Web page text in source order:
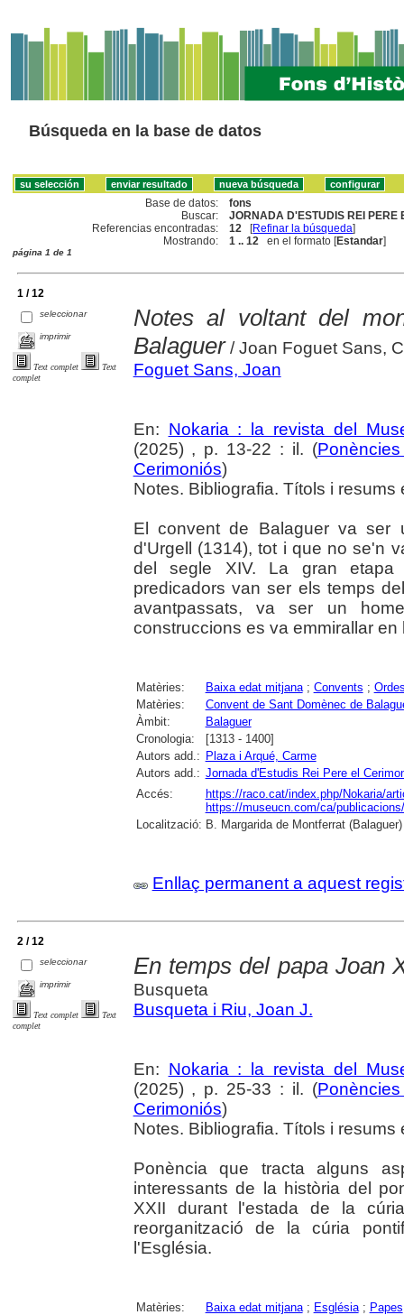
Búsqueda en la base de datos
Base de datos:
fons
Buscar:
JORNADA D'ESTUDIS REI PERE
Referencias encontradas:
12 [Refinar la búsqueda]
Mostrando:
1 .. 12 en el formato [Estandar]
página 1 de 1
1 / 12
seleccionar
imprimir
Text complet
Text
complet
Notes al voltant del
Balaguer/ Joan Foguet Sans,
Foguet Sans, Joan
En: Nokaria : la revista del
(2025) , p. 13-22 : il. (
Cerimoniós)
Notes. Bibliografia. Títols i resums
El convent de Balaguer va ser
d'Urgell (1314), tot i que no se'n
del segle XIV. La gran
predicadors van ser els temps
avantpassats, va ser un
construccions es va emmirallar
Matèries: Baixa edat mitjana; Convents ;
Matèries:
Convent de Sant Domènec de
Àmbit:
Balaguer
Cronologia:
[1313 - 1400]
Autors add.: Plaza i Arqué, Carme
Autors add.: Jornada d'Estudis Rei Pere el
Accés:
https://raco.cat/index.php/Nokaria/
https://museucn.com/ca/
Localització: B. Margarida de Montferrat (Balaguer)
Enllaç permanent a aquest
2 / 12
seleccionar
imprimir
Text complet
Text
complet
En temps del papa Joan
Busqueta
Busqueta i Riu, Joan J.
En: Nokaria : la revista del
(2025) , p. 25-33 : il. (
Cerimoniós)
Notes. Bibliografia. Títols i resums
Ponència que tracta alguns
interessants de la història del
XXII durant l'estada de la
reorganització de la cúria
l'Església.
Matèries: Baixa edat mitjana; Església; Papes